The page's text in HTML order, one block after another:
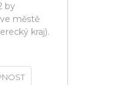
by
městě
kraj).